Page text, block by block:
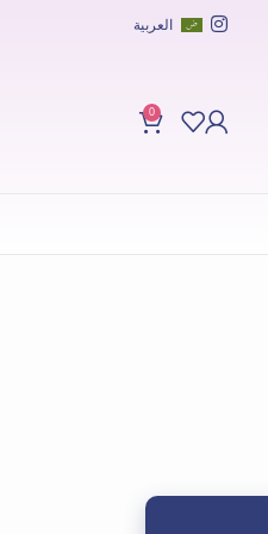
العربية
0